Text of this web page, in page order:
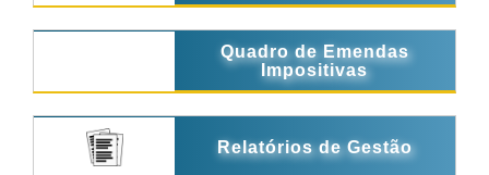
Quadro de Emendas
Impositivas
Relatórios de Gestão